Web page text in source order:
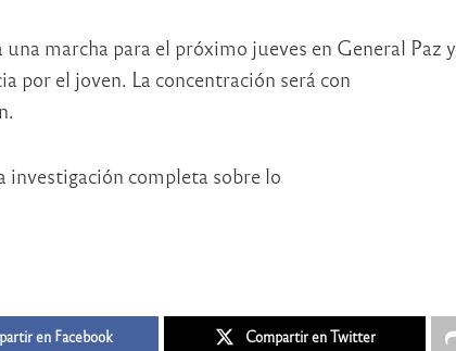
marcha para el próximo jueves en General Paz y
por el joven. La concentración será con
en Facebook Compartir en Twitter